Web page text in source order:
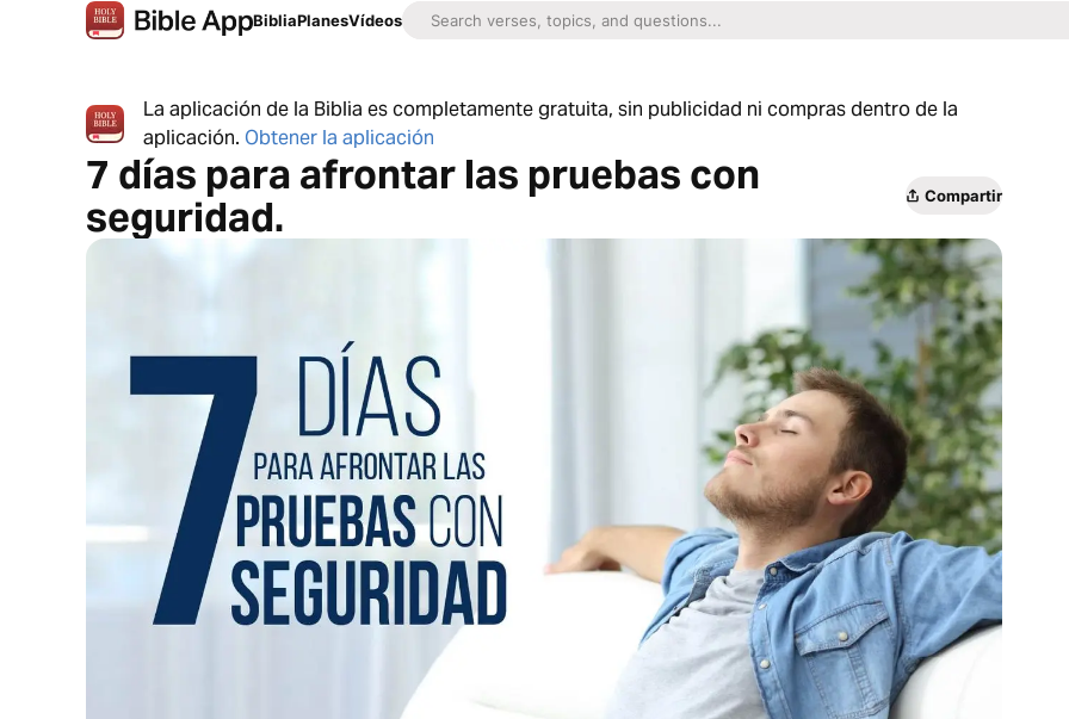
BibliaPlanesVídeos
La aplicación de la Biblia es completamente gratuita, sin publicidad ni compras dentro de la
aplicación. Obtener la aplicación
7 días para afrontar las pruebas con
seguridad.
Compartir